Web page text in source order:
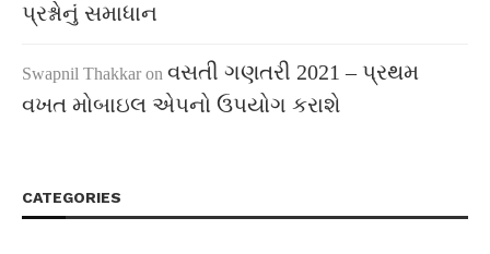
પ્રશ્નોનું સમાધાન
Swapnil Thakkar on વસતી ગણતરી 2021 – પ્રથમ
વખત મોબાઇલ એપનો ઉપયોગ કરાશે
CATEGORIES